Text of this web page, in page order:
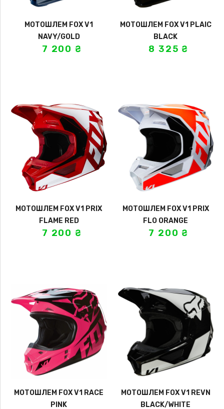
МОТОШЛЕМ FOX V1
NAVY/GOLD
7 200 ₴
МОТОШЛЕМ FOX V1 PLAIC
BLACK
8 325₴
МОТОШЛЕМ FOX V1 PRIX
FLAME RED
7 200 ₴
МОТОШЛЕМ FOX V1 PRIX
FLO ORANGE
7 200₴
МОТОШЛЕМ FOX V1 RACE
PINK
МОТОШЛЕМ FOX V1 REVN
BLACK/WHITE